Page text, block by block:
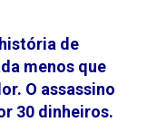
de
menos que
O assassino
30 dinheiros.